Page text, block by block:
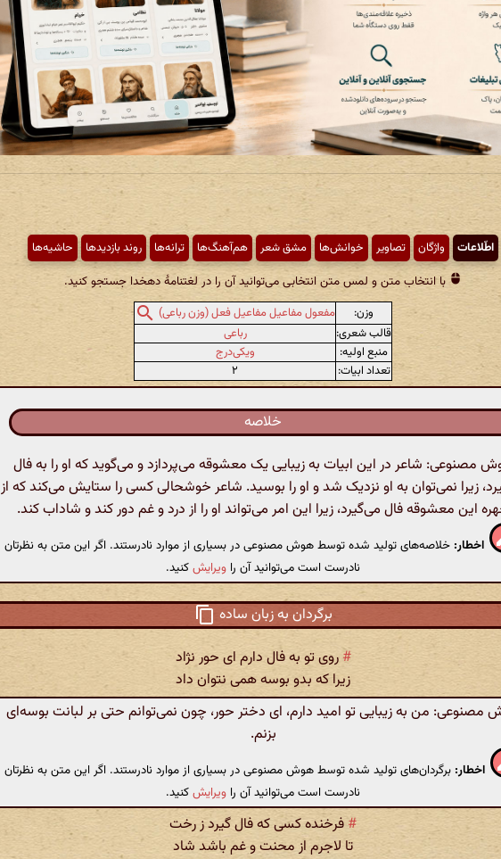
اطّلاعات واژگان تصاویر خوانش‌ها مشق شعر هم‌آهنگ‌ها ترانه‌ها روند بازدیدها حاشیه‌ها
با انتخاب متن و لمس متن انتخابی می‌توانید آن را در لغتنامهٔ دهخدا جستجو کنید.
وزن:
مفعول مفاعیل مفاعیل فعل (وزن رباعی)
قالب شعری:
رباعی
منبع اولیه:
ویکی‌درج
تعداد ابیات:
۲
خلاصه
مصنوعی: شاعر در این ابیات به زیبایی یک معشوقه می‌پردازد و می‌گوید که او را به فال
زیرا نمی‌توان به او نزدیک شد و او را بوسید. شاعر خوشحالی کسی را ستایش می‌کند که از
این معشوقه فال می‌گیرد، زیرا این امر می‌تواند او را از درد و غم دور کند و شاداب کند.
اخطار: خلاصه‌های تولید شده توسط هوش مصنوعی در بسیاری از موارد نادرستند. اگر این متن به نظرتان
نادرست است می‌توانید آن را ویرایشکنید.
برگردان به زبان ساده
# روی تو به فال دارم ای حور نژاد
زیرا که بدو بوسه همی نتوان داد
مصنوعی: من به زیبایی تو امید دارم، ای دختر حور، چون نمی‌توانم حتی بر لبانت بوسه‌ای
بزنم.
اخطار: برگردان‌های تولید شده توسط هوش مصنوعی در بسیاری از موارد نادرستند. اگر این متن به نظرتان
نادرست است می‌توانید آن را ویرایشکنید.
#فرخنده کسی که فال گیرد ز رخت
تا لاجرم از محنت و غم باشد شاد